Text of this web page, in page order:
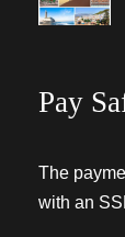
Pay
The
with an